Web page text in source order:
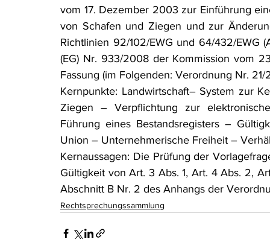
vom 17. Dezember 2003 zur Einführung
von Schafen und Ziegen und zur
Richtlinien 92/102/EWG und 64/432/
(EG) Nr. 933/2008 der Kommission vom
Fassung (im Folgenden: Verordnung Nr. 21/
Kernpunkte: Landwirtschaft– System zur
Ziegen – Verpflichtung zur
Führung eines Bestandsregisters –
Union – Unternehmerische Freiheit –
Kernaussagen: Die Prüfung der
Gültigkeit von Art. 3 Abs. 1, Art. 4 Abs. 2,
Abschnitt B Nr. 2 des Anhangs der
Rechtsprechungssammlung